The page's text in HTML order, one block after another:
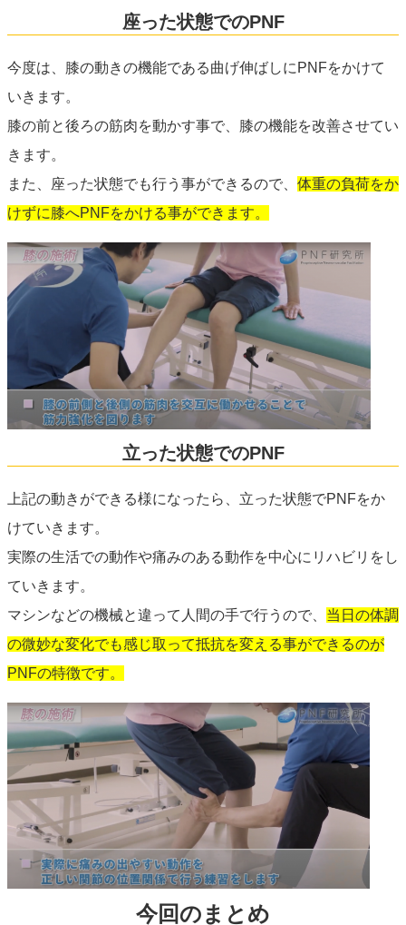
座った状態でのPNF
今度は、膝の動きの機能である曲げ伸ばしにPNFをかけて
いきます。
膝の前と後ろの筋肉を動かす事で、膝の機能を改善させてい
きます。
また、座った状態でも行う事ができるので、 体重の負荷をか
けずに膝へPNFをかける事ができます。
立った状態でのPNF
上記の動きができる様になったら、立った状態でPNFをか
けていきます。
実際の生活での動作や痛みのある動作を中心にリハビリをし
ていきます。
マシンなどの機械と違って人間の手で行うので、 当日の体調
の微妙な変化でも感じ取って抵抗を変える事ができるのが
PNFの特徴です。
今回のまとめ